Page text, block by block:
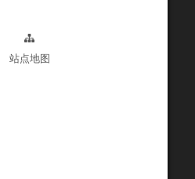
站点地图